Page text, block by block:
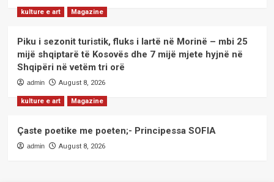
kulture e art Magazine
Piku i sezonit turistik, fluks i lartë në Morinë – mbi 25
mijë shqiptarë të Kosovës dhe 7 mijë mjete hyjnë në
Shqipëri në vetëm tri orë
admin August 8, 2026
kulture e art Magazine
Çaste poetike me poeten;- Principessa SOFIA
admin August 8, 2026